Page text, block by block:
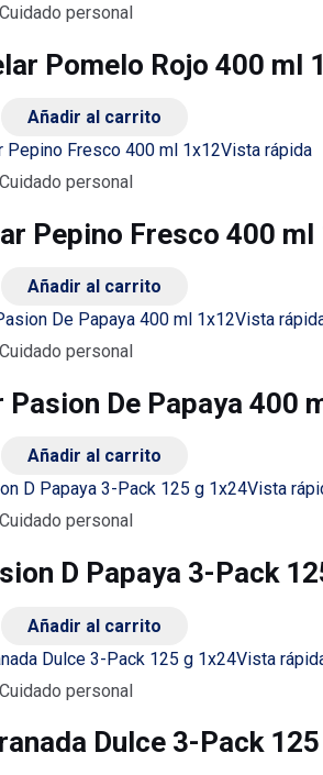
Cuidado personal
Pomelo Rojo 400 ml
Añadir al carrito
Vista rápida
Cuidado personal
Pepino Fresco 400 ml
Añadir al carrito
Vista
Cuidado personal
De Papaya 400
Añadir al carrito
Vista
Cuidado personal
D Papaya 3-Pack
Añadir al carrito
Vista
Cuidado personal
Dulce 3-Pack